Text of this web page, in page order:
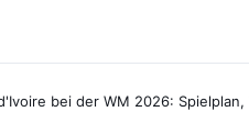
bei der WM 2026: